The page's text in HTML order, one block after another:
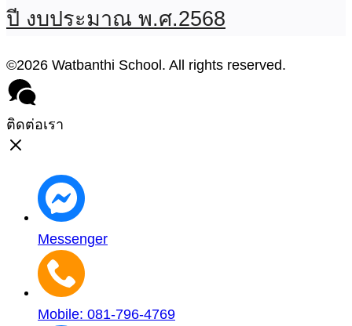
ปี งบประมาณ พ.ศ.2568
©2026 Watbanthi School. All rights reserved.
ติดต่อเรา
Messenger
Mobile: 081-796-4769